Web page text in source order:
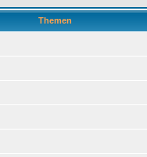
Themen